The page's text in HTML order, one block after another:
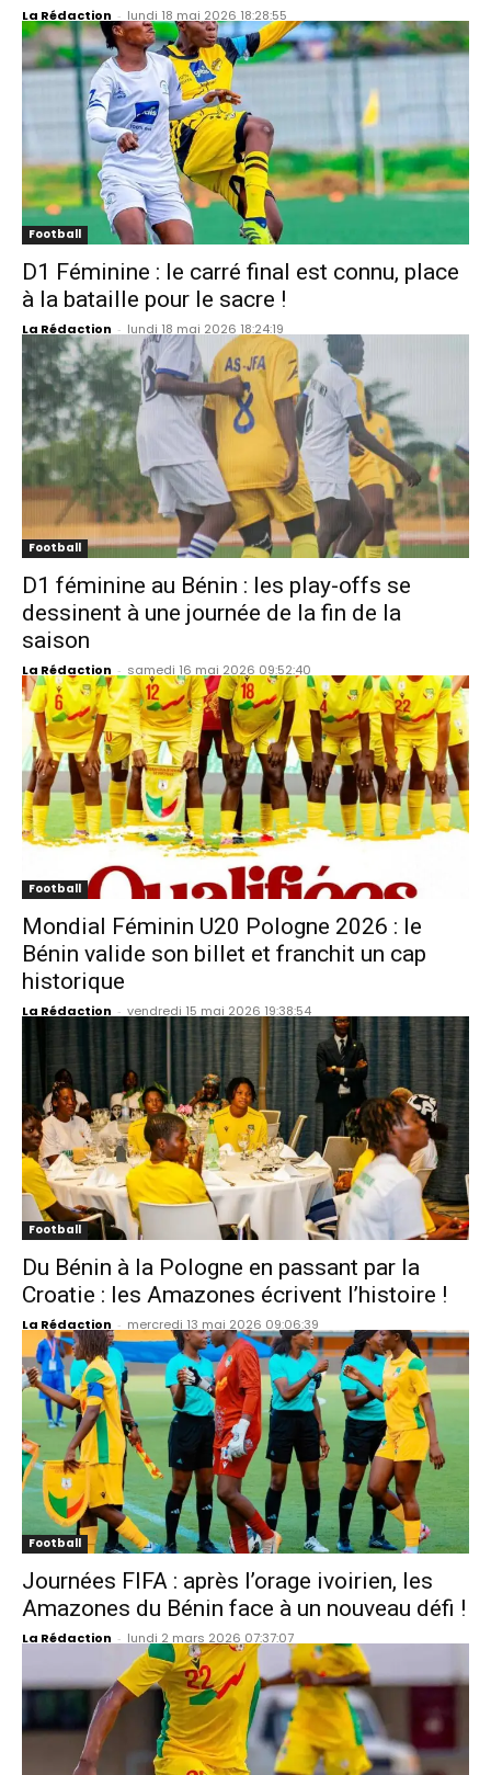
La Rédaction - lundi 18 mai 2026 18:28:55
Football
D1 Féminine : le carré final est connu, place
à la bataille pour le sacre !
La Rédaction - lundi 18 mai 2026 18:24:19
Football
D1 féminine au Bénin : les play-offs se
dessinent à une journée de la fin de la
saison
La Rédaction - samedi 16 mai 2026 09:52:40
Football
Mondial Féminin U20 Pologne 2026 : le
Bénin valide son billet et franchit un cap
historique
La Rédaction - vendredi 15 mai 2026 19:38:54
Football
Du Bénin à la Pologne en passant par la
Croatie : les Amazones écrivent l’histoire !
La Rédaction - mercredi 13 mai 2026 09:06:39
Football
Journées FIFA : après l’orage ivoirien, les
Amazones du Bénin face à un nouveau défi !
La Rédaction - lundi 2 mars 2026 07:37:07